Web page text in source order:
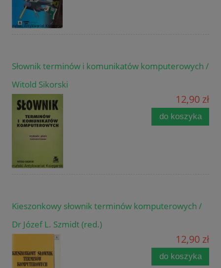
Słownik terminów i komunikatów komputerowych /
Witold Sikorski
12,90 zł
do koszyka
Kieszonkowy słownik terminów komputerowych /
Dr Józef L. Szmidt (red.)
12,90 zł
do koszyka